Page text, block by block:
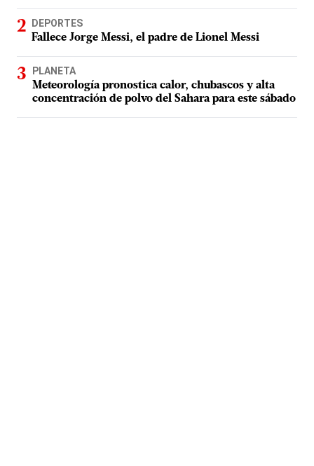
DEPORTES
Fallece Jorge Messi, el padre de Lionel Messi
PLANETA
Meteorología pronostica calor, chubascos y alta
concentración de polvo del Sahara para este sábado